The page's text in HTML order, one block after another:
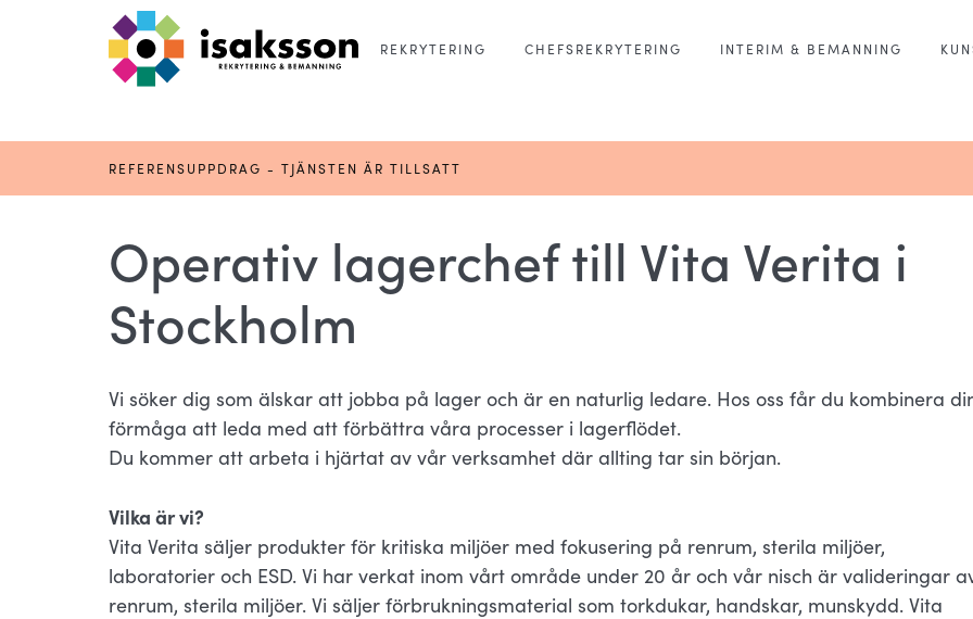
REKRYTERING CHEFSREKRYTERING INTERIM & BEMANNING
REFERENSUPPDRAG - TJÄNSTEN ÄR TILLSATT
Operativ lagerchef till Vita Verita i
Stockholm
Vi söker dig som älskar att jobba på lager och är en naturlig ledare. Hos oss får du kombinera
förmåga att leda med att förbättra våra processer i lagerflödet.
Du kommer att arbeta i hjärtat av vår verksamhet där allting tar sin början.
Vilka är vi?
Vita Verita säljer produkter för kritiska miljöer med fokusering på renrum, sterila miljöer,
laboratorier och ESD. Vi har verkat inom vårt område under 20 år och vår nisch är valideringar
renrum, sterila miljöer. Vi säljer förbrukningsmaterial som torkdukar, handskar, munskydd. Vita